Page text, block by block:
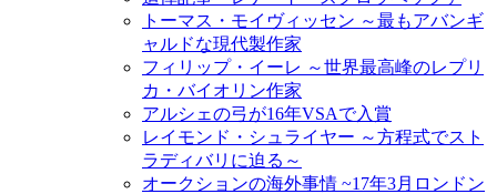
トーマス・モイヴィッセン ～最もアバンギ
ャルドな現代製作家
フィリップ・イーレ ～世界最高峰のレプリ
カ・バイオリン作家
アルシェの弓が16年VSAで入賞
レイモンド・シュライヤー ～方程式でスト
ラディバリに迫る～
オークションの海外事情 ~17年3月ロンドン